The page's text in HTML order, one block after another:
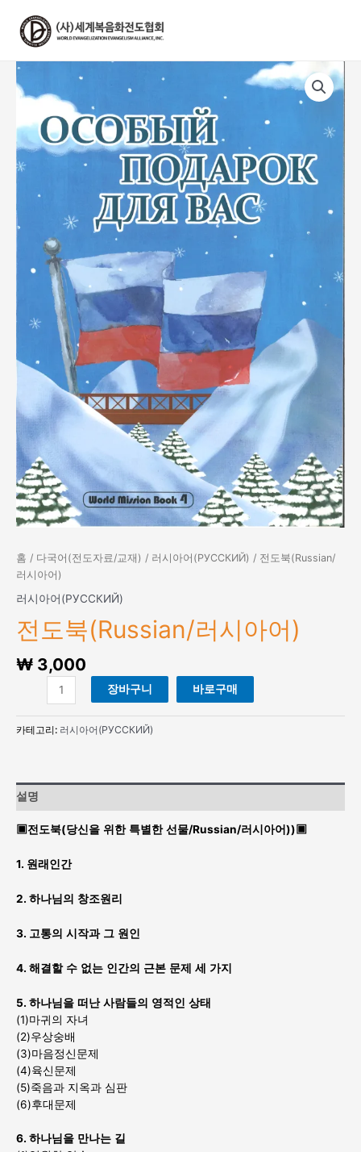
홈 / 다국어(전도자료/교재) / 러시아어(РУССКИЙ) / 전도북(Russian/
러시아어)
러시아어(РУССКИЙ)
전도북(Russian/러시아어)
₩ 3,000
북
(Russian/
아
어)
량
장바구니 바로구매
카테고리: 러시아어(РУССКИЙ)
설명
▣전도북(당신을 위한 특별한 선물/Russian/러시아어))▣
1. 원래인간
2. 하나님의 창조원리
3. 고통의 시작과 그 원인
4. 해결할 수 없는 인간의 근본 문제 세 가지
5. 하나님을 떠난 사람들의 영적인 상태
(1)마귀의 자녀
(2)우상숭배
(3)마음정신문제
(4)육신문제
(5)죽음과 지옥과 심판
(6)후대문제
6. 하나님을 만나는 길